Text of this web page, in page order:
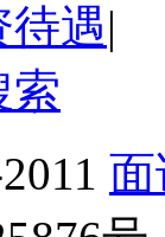
遇|
索